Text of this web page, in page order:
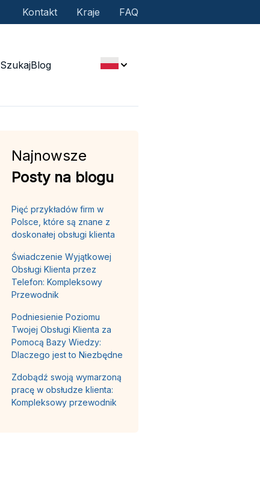
Kontakt Kraje FAQ
SzukajBlog
Najnowsze
Posty na blogu
Pięć przykładów firm w
Polsce, które są znane z
doskonałej obsługi klienta
Świadczenie Wyjątkowej
Obsługi Klienta przez
Telefon: Kompleksowy
Przewodnik
Podniesienie Poziomu
Twojej Obsługi Klienta za
Pomocą Bazy Wiedzy:
Dlaczego jest to Niezbędne
Zdobądź swoją wymarzoną
pracę w obsłudze klienta:
Kompleksowy przewodnik